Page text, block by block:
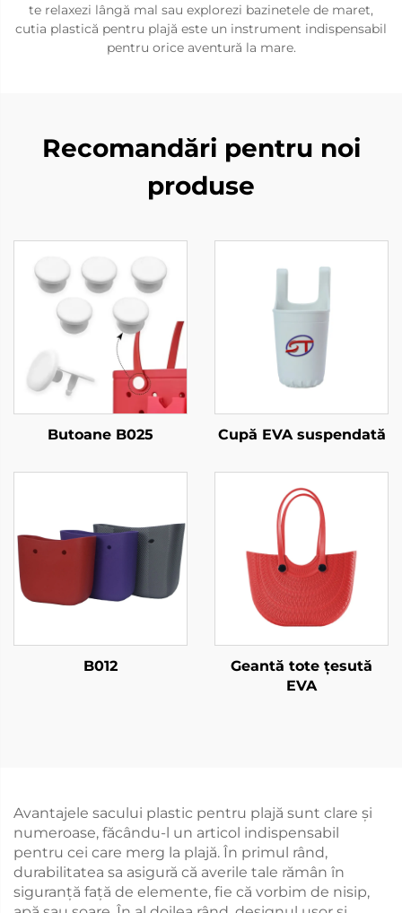
te relaxezi lângă mal sau explorezi bazinetele de maret,
cutia plastică pentru plajă este un instrument indispensabil
pentru orice aventură la mare.
Recomandări pentru noi
produse
Butoane B025 Cupă EVA suspendată
B012
Geantă tote țesută
EVA
Avantajele sacului plastic pentru plajă sunt clare și
numeroase, făcându-l un articol indispensabil
pentru cei care merg la plajă. În primul rând,
durabilitatea sa asigură că averile tale rămân în
siguranță față de elemente, fie că vorbim de nisip,